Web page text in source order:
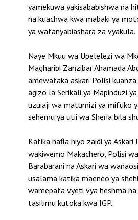
yamekuwa yakisababishwa na
na kuachwa kwa mabaki ya
ya wafanyabiashara za vyakula.
Naye Mkuu wa Upelelezi wa
Magharibi Zanzibar Ahamada
amewataka askari Polisi
agizo la Serikali ya Mapinduzi
uzuiaji wa matumizi ya mifuko
sehemu ya utii wa Sheria bila
Katika hafla hiyo zaidi ya Askari
wakiwemo Makachero, Polisi
Barabarani na Askari wa
usalama katika maeneo ya
wamepata vyeti vya heshma
tasilimu kutoka kwa IGP.